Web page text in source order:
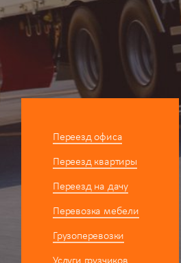
Переезд офиса
Переезд квартиры
Переезд на дачу
Перевозка мебели
Грузоперевозки